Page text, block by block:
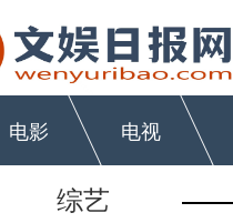
电影 电视
综艺